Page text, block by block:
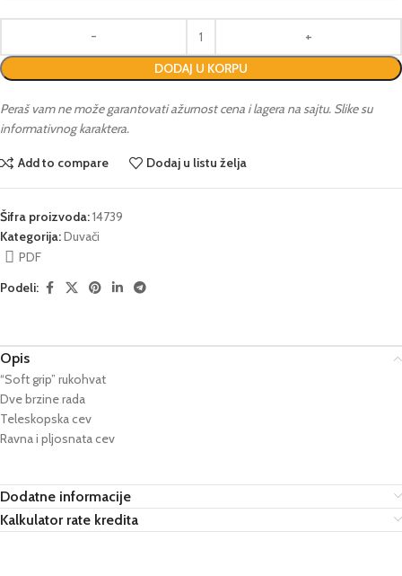
DODAJ U KORPU
Peraš vam ne može garantovati ažurnost cena i lagera na sajtu. Slike su
informativnog karaktera.
Add to compare Dodaj u listu želja
Šifra proizvoda:14739
Kategorija:Duvači
PDF
Podeli:
Opis
“Soft grip” rukohvat
Dve brzine rada
Teleskopska cev
Ravna i pljosnata cev
Dodatne informacije
Kalkulator rate kredita